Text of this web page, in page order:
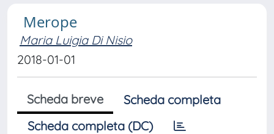
Merope
Maria Luigia Di Nisio
2018-01-01
Scheda breve
Scheda completa
Scheda completa (DC)